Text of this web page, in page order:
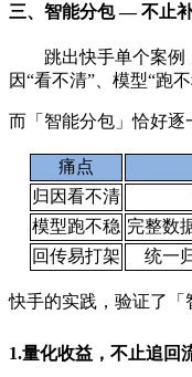
三、智能分包 — 不止
跳出快手单个案例
因“看不清”、模型“跑
而「智能分包」恰好
痛点
归因看不清
模型跑不稳 完整数
回传易打架
统一
快手的实践，验证了「
1.量化收益，不止追回